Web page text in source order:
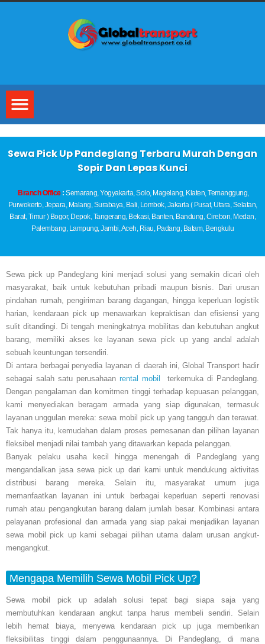
Sewa Pick Up Pandeglang Terbaru Murah Dengan
Sopir Dan Lepas Kunci
Branch Office : Semarang, Yogyakarta, Solo, Magelang, Klaten, Temanggung,
Purwokerto, Jepara, Malang, Surabaya, Bali, Lombok, Jakarta ( Pusat, Utara, Selatan,
Barat, Timur ) Bogor, Depok, Tangerang, Bekasi, Banten, Bandung, Cirebon, Medan,
Palembang, Lampung, Jambi, Aceh, Riau, Padang, Batam, Bengkulu
Sewa pick up Pandeglang kini menjadi solusi yang semakin dicari oleh
masyarakat, baik untuk kebutuhan pribadi maupun bisnis. Dari urusan
pindahan rumah, pengiriman barang dagangan, hingga keperluan logistik
harian, kendaraan pick up menawarkan kepraktisan dan efisiensi yang
sulit ditandingi. Di tengah meningkatnya mobilitas dan kebutuhan angkut
barang, memiliki akses ke layanan sewa pick up yang andal adalah
sebuah keuntungan tersendiri.
Di antara berbagai penyedia layanan di daerah ini, Global Transport hadir
sebagai salah satu perusahaan rental mobil terkemuka di Pandeglang.
Dengan pengalaman dan komitmen tinggi terhadap kepuasan pelanggan,
kami menyediakan beragam armada yang siap digunakan, termasuk
layanan unggulan mereka: sewa mobil pick up yang tangguh dan terawat.
Tak hanya itu, kemudahan dalam proses pemesanan dan pilihan layanan
fleksibel menjadi nilai tambah yang ditawarkan kepada pelanggan.
Banyak pelaku usaha kecil hingga menengah di Pandeglang yang
mengandalkan jasa sewa pick up dari kami untuk mendukung aktivitas
distribusi barang mereka. Selain itu, masyarakat umum juga
memanfaatkan layanan ini untuk berbagai keperluan seperti renovasi
rumah atau pengangkutan barang dalam jumlah besar. Kombinasi antara
pelayanan profesional dan armada yang siap pakai menjadikan layanan
sewa mobil pick up kami sebagai pilihan utama dalam urusan angkut-
mengangkut.
Mengapa Memilih Sewa Mobil Pick Up?
Sewa mobil pick up adalah solusi tepat bagi siapa saja yang
membutuhkan kendaraan angkut tanpa harus membeli sendiri. Selain
lebih hemat biaya, menyewa kendaraan pick up juga memberikan
fleksibilitas tinggi dalam penggunaannya. Di Pandeglang, di mana